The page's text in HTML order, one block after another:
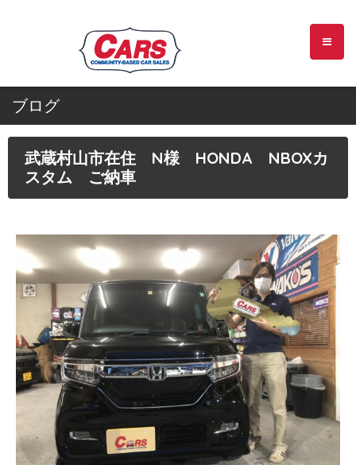
ブログ
武蔵村山市在住 N様 HONDA NBOXカ
スタム ご納車